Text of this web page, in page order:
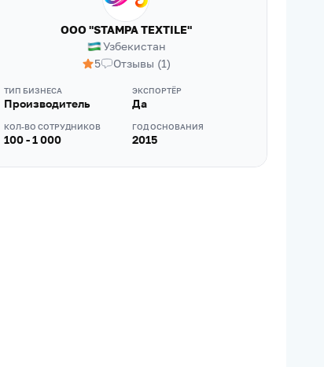
OOO "STAMPA TEXTILE"
Узбекистан
5
Отзывы (1)
ТИП БИЗНЕСА
Производитель
ЭКСПОРТЁР
Да
КОЛ-ВО СОТРУДНИКОВ
100 - 1 000
ГОД ОСНОВАНИЯ
2015